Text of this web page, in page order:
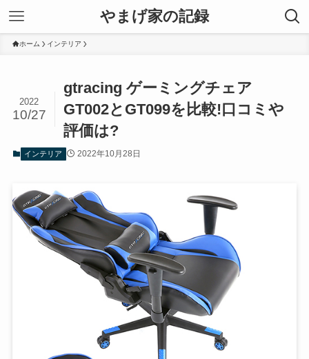
やまげ家の記録
ホーム インテリア
gtracing ゲーミングチェア
GT002とGT099を比較!口コミや
評価は?
2022
10/27
インテリア 2022年10月28日